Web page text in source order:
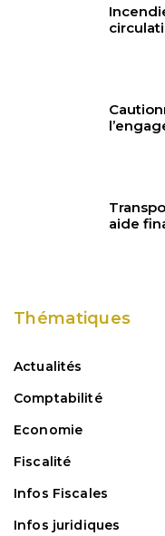
aide
Thématiques
Actualités
Comptabilité
Economie
Fiscalité
Infos Fiscales
Infos juridiques